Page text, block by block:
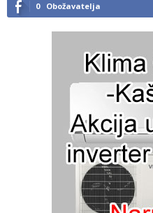
0 Obožavatelja